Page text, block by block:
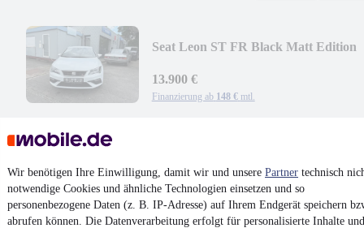
Wir benötigen Ihre Einwilligung, damit wir und unsere Partner technisch
notwendige Cookies und ähnliche Technologien einsetzen und so
personenbezogene Daten (z. B. IP-Adresse) auf Ihrem Endgerät speichern
abrufen können. Die Datenverarbeitung erfolgt für personalisierte Inhalte und
Seat Leon ST FR Black Matt Edition
13.900 €
Finanzierung ab 148 € mtl.
(CNG)
Kontakt
¹MwSt. ausweisbar